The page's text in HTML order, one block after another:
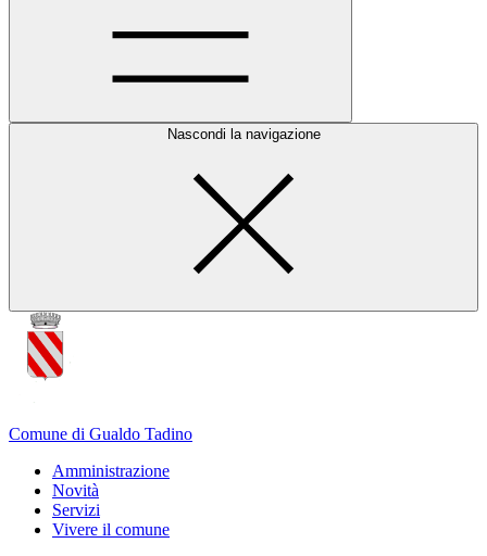
Nascondi la navigazione
Comune di Gualdo Tadino
Amministrazione
Novità
Servizi
Vivere il comune